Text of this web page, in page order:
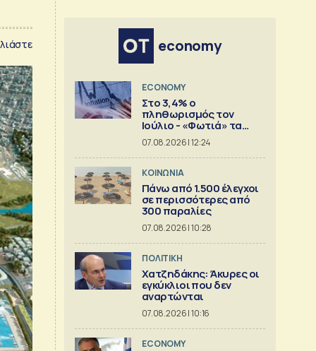
economy
ECONOMY
Στο 3,4% ο
πληθωρισμός τον
Ιούλιο - «Φωτιά» τα
καύσιμα
07.08.2026 | 12:24
ΚΟΙΝΩΝΙΑ
Πάνω από 1.500 έλεγχοι
σε περισσότερες από
300 παραλίες
07.08.2026 | 10:28
ΠΟΛΙΤΙΚΗ
Χατζηδάκης: Άκυρες οι
εγκύκλιοι που δεν
αναρτώνται
07.08.2026 | 10:16
ECONOMY